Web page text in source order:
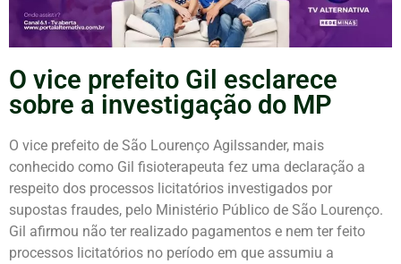
O vice prefeito Gil esclarece
sobre a investigação do MP
O vice prefeito de São Lourenço Agilssander, mais
conhecido como Gil fisioterapeuta fez uma declaração a
respeito dos processos licitatórios investigados por
supostas fraudes, pelo Ministério Público de São Lourenço.
Gil afirmou não ter realizado pagamentos e nem ter feito
processos licitatórios no período em que assumiu a